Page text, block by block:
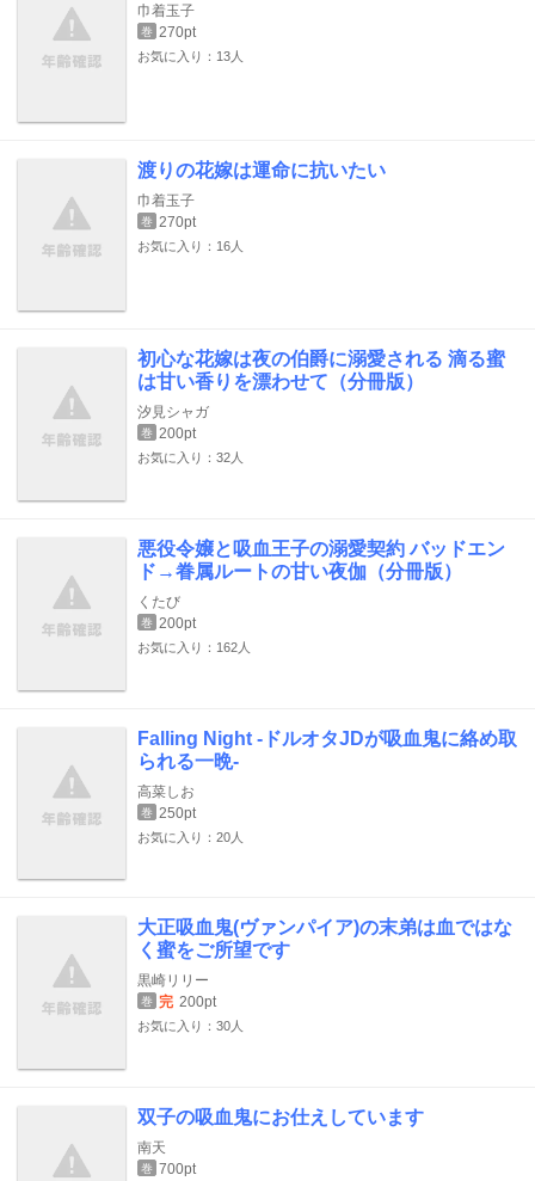
巾着玉子
巻 270pt
お気に入り：13人
渡りの花嫁は運命に抗いたい
巾着玉子
巻 270pt
お気に入り：16人
初心な花嫁は夜の伯爵に溺愛される 滴る蜜
は甘い香りを漂わせて（分冊版）
汐見シャガ
巻 200pt
お気に入り：32人
悪役令嬢と吸血王子の溺愛契約 バッドエン
ド→眷属ルートの甘い夜伽（分冊版）
くたび
巻 200pt
お気に入り：162人
Falling Night -ドルオタJDが吸血鬼に絡め取
られる一晩-
高菜しお
巻 250pt
お気に入り：20人
大正吸血鬼(ヴァンパイア)の末弟は血ではな
く蜜をご所望です
黒崎リリー
巻 完 200pt
お気に入り：30人
双子の吸血鬼にお仕えしています
南天
巻 700pt